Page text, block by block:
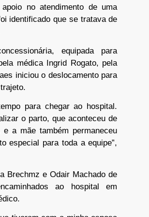
no atendimento de uma
identificado que se tratava de
equipada para
médica Ingrid Rogato, pela
iniciou o deslocamento para
para chegar ao hospital.
o parto, que aconteceu de
a mãe também permaneceu
especial para toda a equipe”,
Brechmz e Odair Machado de
ao hospital em